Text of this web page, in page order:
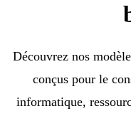
Découvrez nos
conçus pour le
informatique,